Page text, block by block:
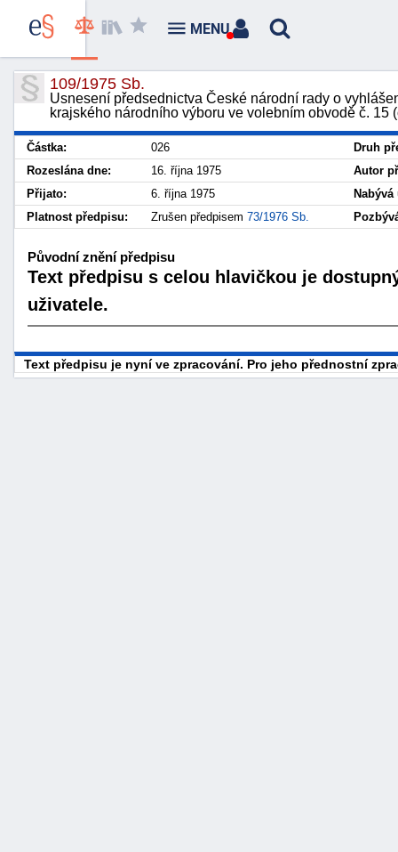
109/1975 Sb.
Usnesení předsednictva České národní rady o
krajského národního výboru ve volebním obvodě č. 15
Částka: 026
Druh
Rozeslána dne:
16. října 1975
Autor
Přijato:
6. října 1975
Platnost předpisu:
Zrušen předpisem 73/1976 Sb.
Původní znění předpisu
Text předpisu s celou hlavičkou je
uživatele.
Text předpisu je nyní ve zpracování. Pro jeho přednostní
MENU